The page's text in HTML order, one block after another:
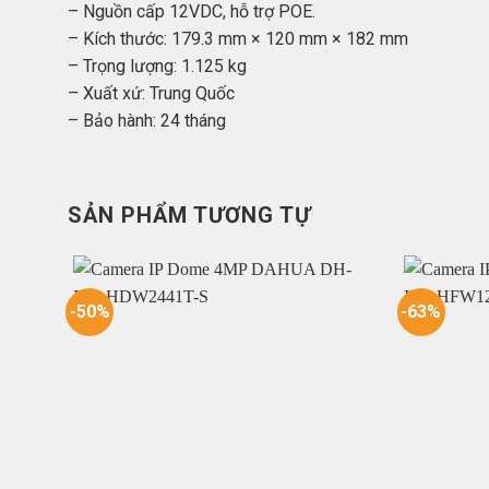
– Nguồn cấp 12VDC, hỗ trợ POE.
– Kích thước: 179.3 mm × 120 mm × 182 mm
– Trọng lượng: 1.125 kg
– Xuất xứ: Trung Quốc
– Bảo hành: 24 tháng
SẢN PHẨM TƯƠNG TỰ
-50% -63%